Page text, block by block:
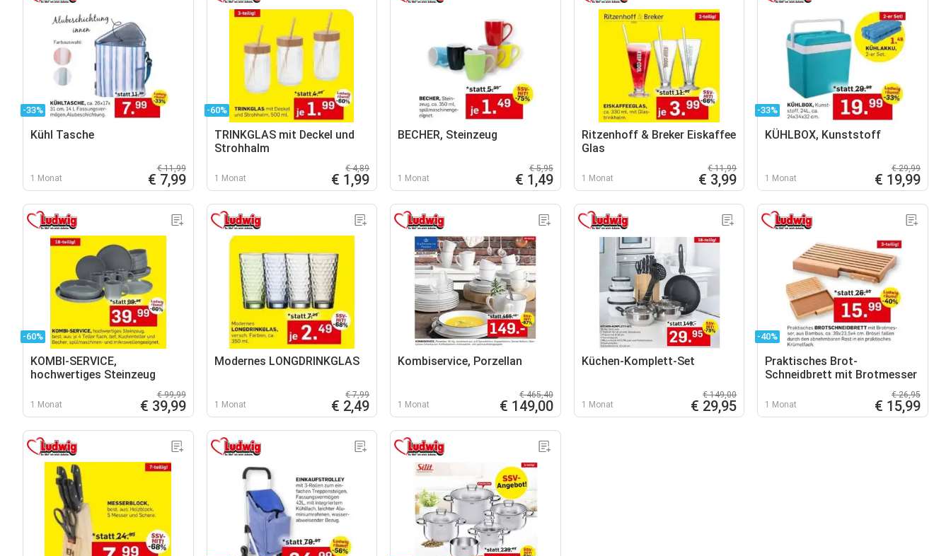
-33%
Kühl Tasche
1 Monat
€ 11,99
€ 7,99
-60%
TRINKGLAS mit Deckel und
Strohhalm
1 Monat
€ 4,89
€ 1,99
BECHER, Steinzeug
1 Monat
€ 5,95
€ 1,49
Ritzenhoff & Breker Eiskaffee
Glas
1 Monat
€ 11,99
€ 3,99
-33%
KÜHLBOX, Kunststoff
1 Monat
€ 29,99
€ 19,99
-60%
KOMBI-SERVICE,
hochwertiges Steinzeug
1 Monat
€ 99,99
€ 39,99
Modernes LONGDRINKGLAS
1 Monat
€ 7,99
€ 2,49
Kombiservice, Porzellan
1 Monat
€ 465,40
€ 149,00
Küchen-Komplett-Set
1 Monat
€ 149,00
€ 29,95
-40%
Praktisches Brot-
Schneidbrett mit Brotmesser
1 Monat
€ 26,95
€ 15,99